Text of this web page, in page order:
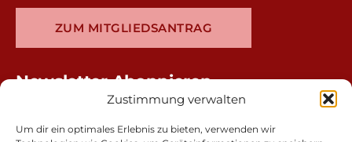
Zustimmung verwalten
Um dir ein optimales Erlebnis zu bieten, verwenden wir
ZUM MITGLIEDSANTRAG
Newsletter Abonnieren